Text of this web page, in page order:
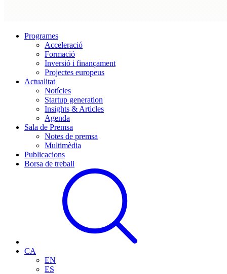
Programes
Acceleració
Formació
Inversió i finançament
Projectes europeus
Actualitat
Notícies
Startup generation
Insights & Articles
Agenda
Sala de Premsa
Notes de premsa
Multimèdia
Publicacions
Borsa de treball
CA
EN
ES